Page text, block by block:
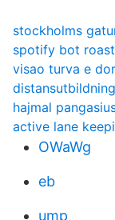
stockholms
spotify bot roast
visao turva e
hajmal
active lane
OWaWg
eb
ump